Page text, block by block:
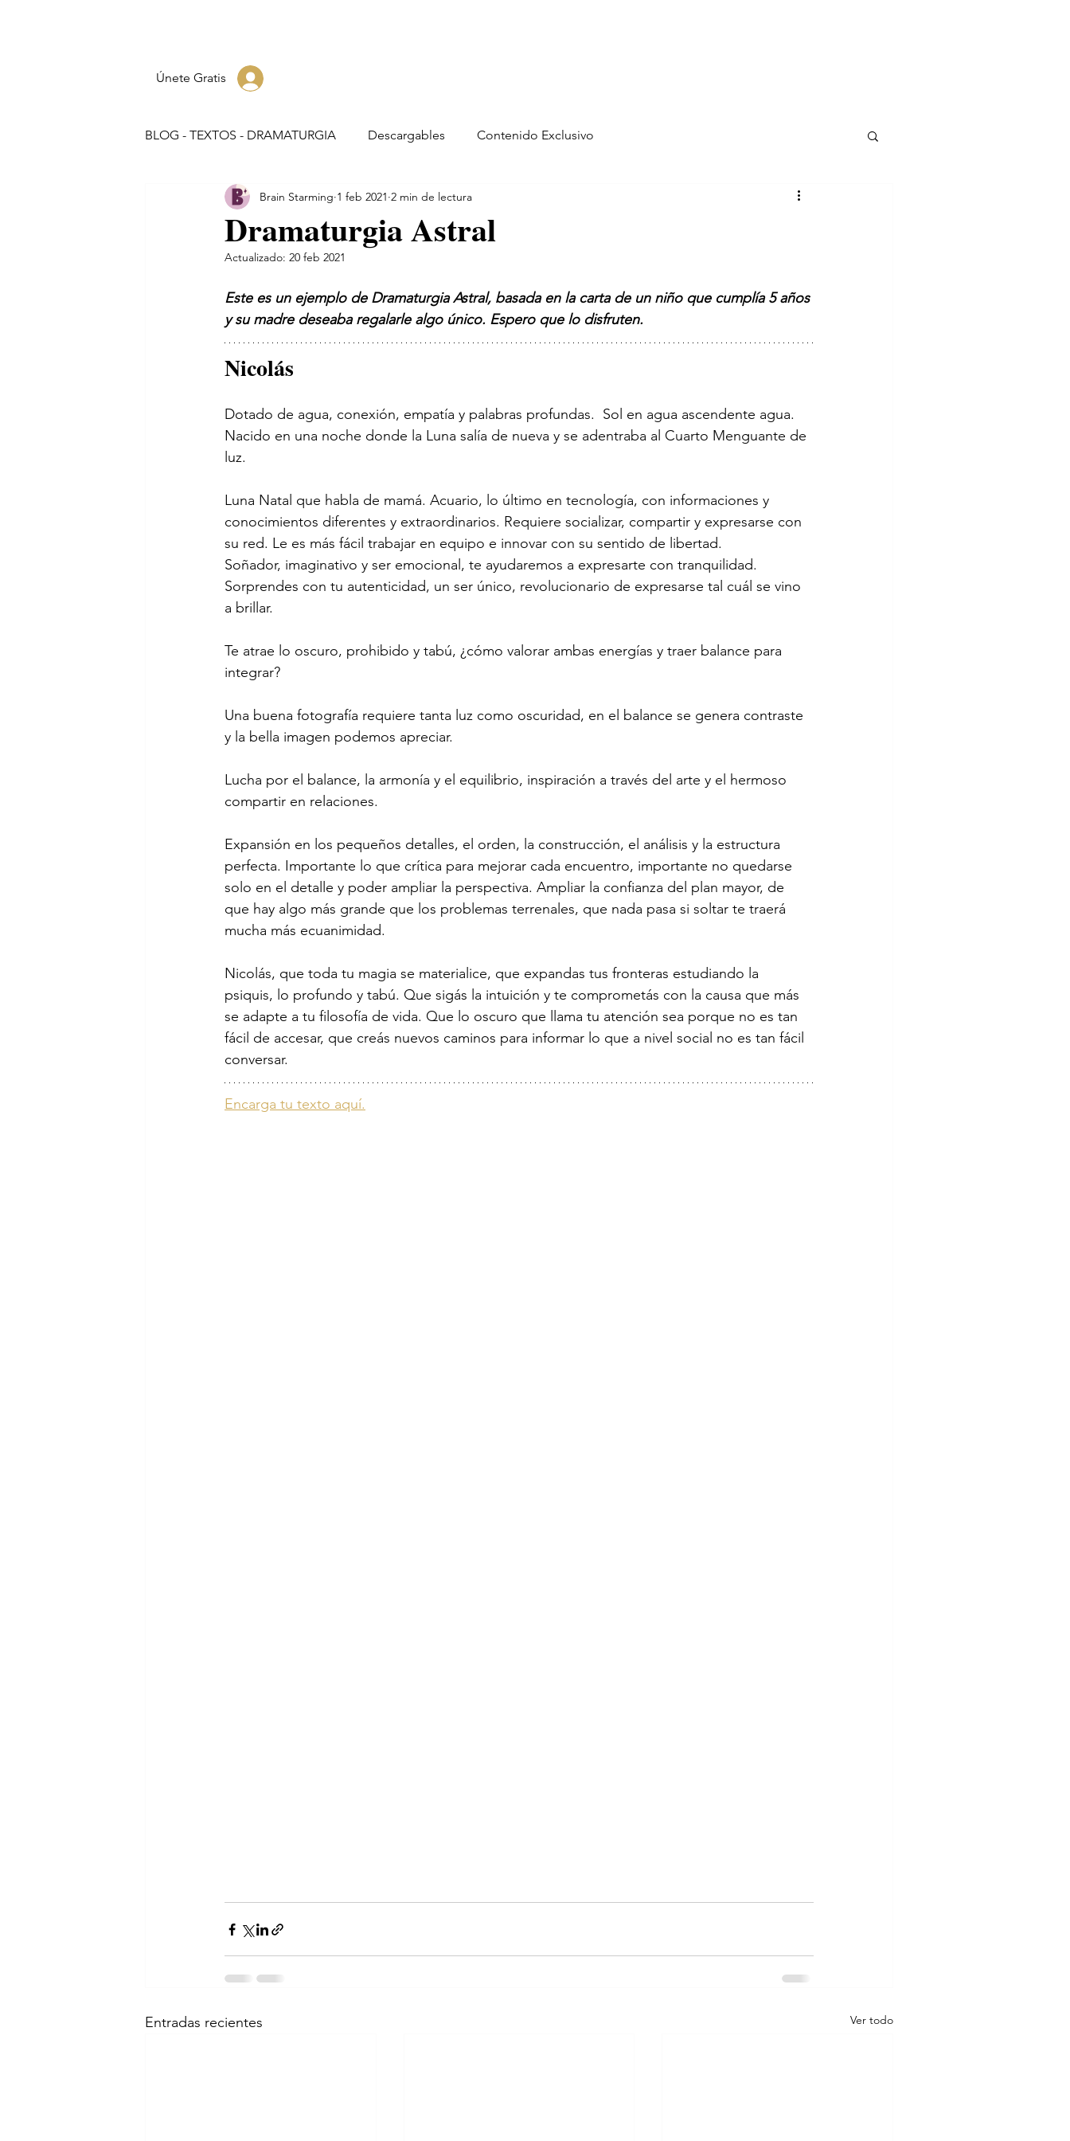
Únete Gratis
BLOG - TEXTOS - DRAMATURGIA Descargables Contenido Exclusivo
Dramaturgia Astral
Brain Starming 1 feb 2021 2 min de lectura
Actualizado: 20 feb 2021
Este es un ejemplo de Dramaturgia Astral, basada en la carta de un niño que cumplía 5 años
y su madre deseaba regalarle algo único. Espero que lo disfruten.
Nicolás
Dotado de agua, conexión, empatía y palabras profundas.  Sol en agua ascendente agua.
Nacido en una noche donde la Luna salía de nueva y se adentraba al Cuarto Menguante de
luz.
Luna Natal que habla de mamá. Acuario, lo último en tecnología, con informaciones y
conocimientos diferentes y extraordinarios. Requiere socializar, compartir y expresarse con
su red. Le es más fácil trabajar en equipo e innovar con su sentido de libertad.
Soñador, imaginativo y ser emocional, te ayudaremos a expresarte con tranquilidad.
Sorprendes con tu autenticidad, un ser único, revolucionario de expresarse tal cuál se vino
a brillar.
Te atrae lo oscuro, prohibido y tabú, ¿cómo valorar ambas energías y traer balance para
integrar?
Una buena fotografía requiere tanta luz como oscuridad, en el balance se genera contraste
y la bella imagen podemos apreciar.
Lucha por el balance, la armonía y el equilibrio, inspiración a través del arte y el hermoso
compartir en relaciones.
Expansión en los pequeños detalles, el orden, la construcción, el análisis y la estructura
perfecta. Importante lo que crítica para mejorar cada encuentro, importante no quedarse
solo en el detalle y poder ampliar la perspectiva. Ampliar la confianza del plan mayor, de
que hay algo más grande que los problemas terrenales, que nada pasa si soltar te traerá
mucha más ecuanimidad.
Nicolás, que toda tu magia se materialice, que expandas tus fronteras estudiando la
psiquis, lo profundo y tabú. Que sigás la intuición y te comprometás con la causa que más
se adapte a tu filosofía de vida. Que lo oscuro que llama tu atención sea porque no es tan
fácil de accesar, que creás nuevos caminos para informar lo que a nivel social no es tan fácil
conversar.
Encarga tu texto aquí.
Entradas recientes Ver todo